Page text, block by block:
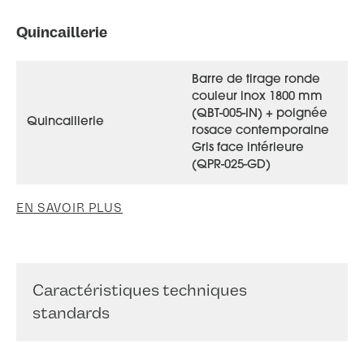
Phosphore mixte à lames face extérieure, couleur gris 7004
Caractéristiques techniques
standards
Quincaillerie
Quincaillerie
Barre de tirage ronde
couleur inox 1800 mm
(QBT-005-IN) + poignée
rosace contemporaine
Gris face intérieure
(QPR-025-GD)
EN SAVOIR PLUS